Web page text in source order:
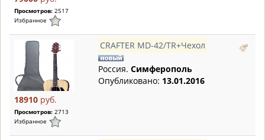
Просмотров: 2517
Избранное
18910 руб.
Просмотров: 2713
Избранное
CRAFTER MD-42/TR+Чехол
Россия. Симферополь
Опубликовано: 13.01.2016